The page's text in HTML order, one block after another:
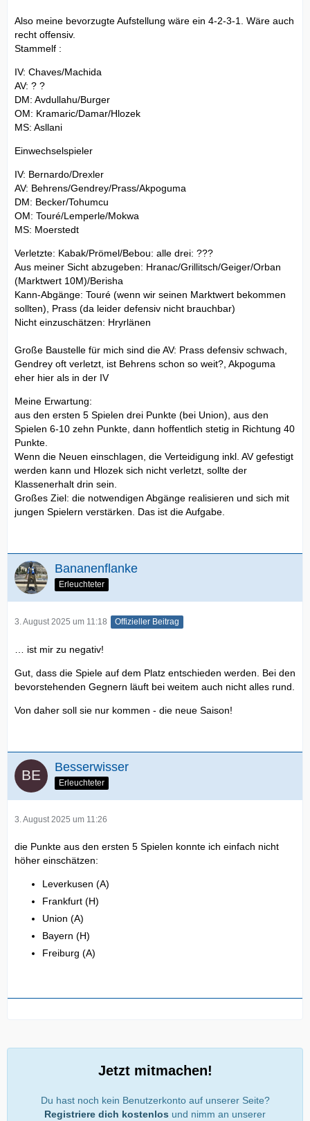
Also meine bevorzugte Aufstellung wäre ein 4-2-3-1. Wäre auch
recht offensiv.
Stammelf :
IV: Chaves/Machida
AV: ? ?
DM: Avdullahu/Burger
OM: Kramaric/Damar/Hlozek
MS: Asllani
Einwechselspieler
IV: Bernardo/Drexler
AV: Behrens/Gendrey/Prass/Akpoguma
DM: Becker/Tohumcu
OM: Touré/Lemperle/Mokwa
MS: Moerstedt
Verletzte: Kabak/Prömel/Bebou: alle drei: ???
Aus meiner Sicht abzugeben: Hranac/Grillitsch/Geiger/Orban
(Marktwert 10M)/Berisha
Kann-Abgänge: Touré (wenn wir seinen Marktwert bekommen
sollten), Prass (da leider defensiv nicht brauchbar)
Nicht einzuschätzen: Hryrlänen
Große Baustelle für mich sind die AV: Prass defensiv schwach,
Gendrey oft verletzt, ist Behrens schon so weit?, Akpoguma
eher hier als in der IV
Meine Erwartung:
aus den ersten 5 Spielen drei Punkte (bei Union), aus den
Spielen 6-10 zehn Punkte, dann hoffentlich stetig in Richtung 40
Punkte.
Wenn die Neuen einschlagen, die Verteidigung inkl. AV gefestigt
werden kann und Hlozek sich nicht verletzt, sollte der
Klassenerhalt drin sein.
Großes Ziel: die notwendigen Abgänge realisieren und sich mit
jungen Spielern verstärken. Das ist die Aufgabe.
Bananenflanke
Erleuchteter
3. August 2025 um 11:18 Offizieller Beitrag
… ist mir zu negativ!
Gut, dass die Spiele auf dem Platz entschieden werden. Bei den
bevorstehenden Gegnern läuft bei weitem auch nicht alles rund.
Von daher soll sie nur kommen - die neue Saison!
Besserwisser
Erleuchteter
3. August 2025 um 11:26
die Punkte aus den ersten 5 Spielen konnte ich einfach nicht
höher einschätzen:
Leverkusen (A)
Frankfurt (H)
Union (A)
Bayern (H)
Freiburg (A)
Jetzt mitmachen!
Du hast noch kein Benutzerkonto auf unserer Seite?
Registriere dich kostenlos und nimm an unserer